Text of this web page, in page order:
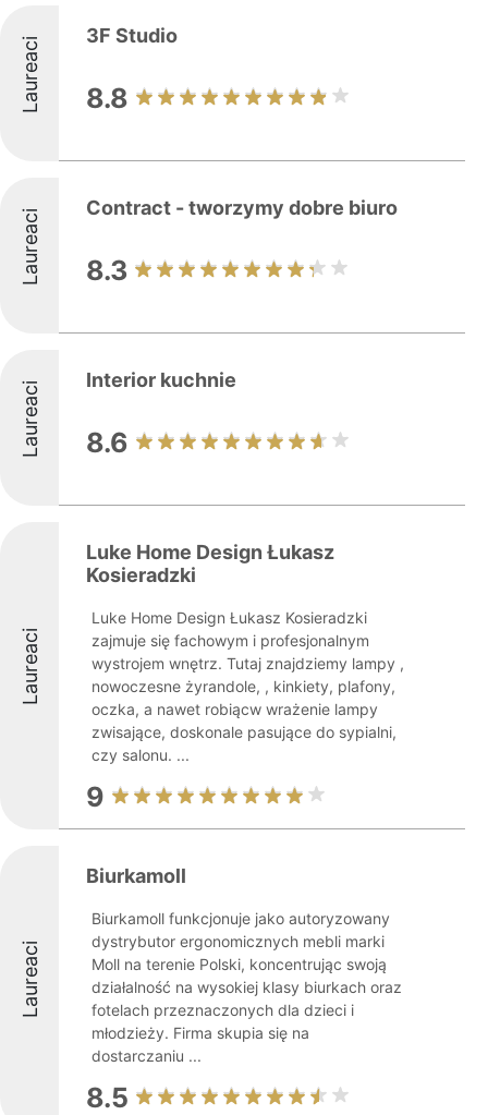
Laureaci 3F Studio
8.8
Laureaci Contract - tworzymy dobre biuro
8.3
Laureaci Interior kuchnie
8.6
Laureaci
Luke Home Design Łukasz
Kosieradzki
Luke Home Design Łukasz Kosieradzki
zajmuje się fachowym i profesjonalnym
wystrojem wnętrz. Tutaj znajdziemy lampy ,
nowoczesne żyrandole, , kinkiety, plafony,
oczka, a nawet robiącw wrażenie lampy
zwisające, doskonale pasujące do sypialni,
czy salonu. ...
9
Laureaci
Biurkamoll
Biurkamoll funkcjonuje jako autoryzowany
dystrybutor ergonomicznych mebli marki
Moll na terenie Polski, koncentrując swoją
działalność na wysokiej klasy biurkach oraz
fotelach przeznaczonych dla dzieci i
młodzieży. Firma skupia się na
dostarczaniu ...
8.5